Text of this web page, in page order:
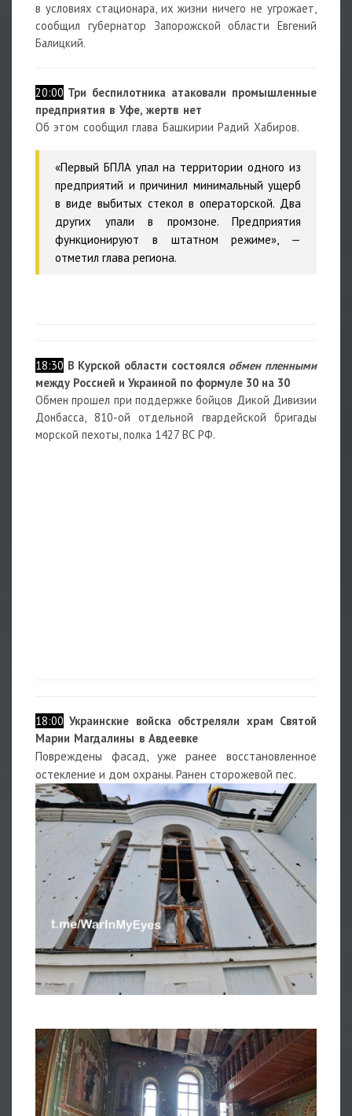
в условиях стационара, их жизни ничего не угрожает,
сообщил губернатор Запорожской области Евгений
Балицкий.
20:00 Три беспилотника атаковали промышленные
предприятия в Уфе, жертв нет
Об этом сообщил глава Башкирии Радий Хабиров.
«Первый БПЛА упал на территории одного из
предприятий и причинил минимальный ущерб
в виде выбитых стекол в операторской. Два
других упали в промзоне. Предприятия
функционируют в штатном режиме», —
отметил глава региона.
18:30 В Курской области состоялся обмен пленными
между Россией и Украиной по формуле 30 на 30
Обмен прошел при поддержке бойцов Дикой Дивизии
Донбасса, 810-ой отдельной гвардейской бригады
морской пехоты, полка 1427 ВС РФ.
18:00 Украинские войска обстреляли храм Святой
Марии Магдалины в Авдеевке
Повреждены фасад, уже ранее восстановленное
остекление и дом охраны. Ранен сторожевой пес.